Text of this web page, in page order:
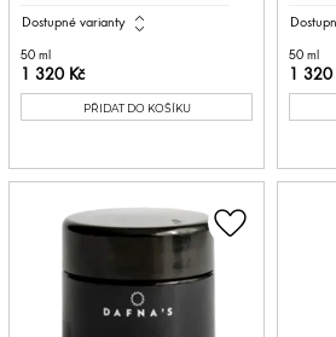
Dostupné varianty expand_all
50 ml
1 320 Kč
PŘIDAT DO KOŠÍKU
50 ml
1 320
favorite_border